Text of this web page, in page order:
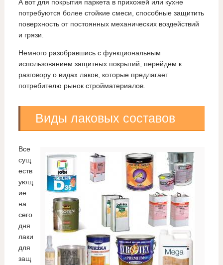
А вот для покрытия паркета в прихожей или кухне
потребуются более стойкие смеси, способные защитить
поверхность от постоянных механических воздействий
и грязи.
Немного разобравшись с функциональным
использованием защитных покрытий, перейдем к
разговору о видах лаков, которые предлагает
потребителю рынок стройматериалов.
Виды лаковых составов
Все
сущ
еств
ующ
ие
на
сего
дня
лаки
для
защ